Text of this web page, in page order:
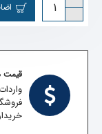
قیمت